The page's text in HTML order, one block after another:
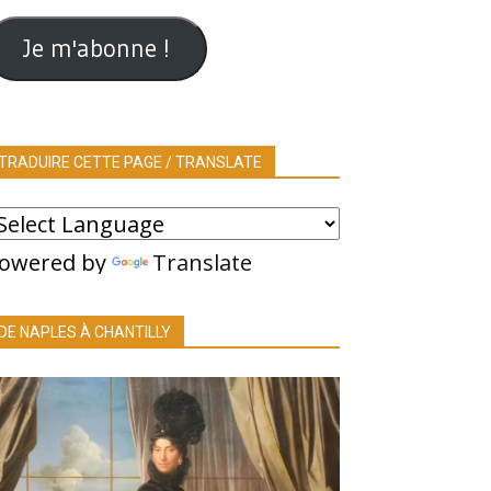
Je m'abonne !
CETTE PAGE / TRANSLATE
by Translate
NAPLES À CHANTILLY